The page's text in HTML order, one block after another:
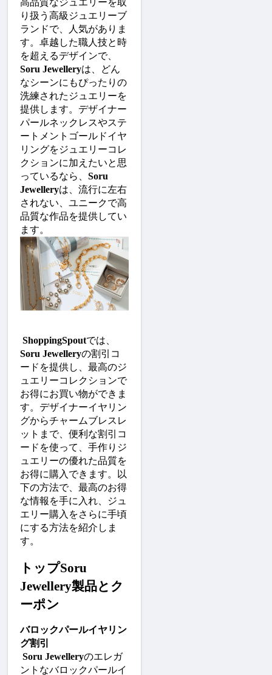
り扱う高級ジュエリーブ
ランドで、人気がありま
す。卓越した職人技と時
を超えるデザインで、
Soru Jewelleryは、どん
なシーンにもぴったりの
洗練されたジュエリーを
提供します。デザイナー
パールネックレスやステ
ートメントゴールドイヤ
リングをジュエリーコレ
クションに加えたいと思
っているなら、 Soru
Jewelleryは、流行に左右
されない、ユニークで高
品質な作品を提供してい
ます。
ShoppingSpoutでは、
Soru Jewelleryの割引コ
ードを提供し、最高のジ
ュエリーコレクションで
お得にお買い物ができま
す。デザイナーイヤリン
グからチャームブレスレ
ットまで、便利な割引コ
ードを使って、手作りジ
ュエリーの優れた品質を
お得に購入できます。以
下の方法で、最高のお得
な情報を手に入れ、ジュ
エリー購入をさらに手頃
にする方法を紹介しま
す。
トップSoru
Jewellery製品とク
ーポン
バロックパールイヤリン
グ割引
Soru Jewelleryのエレガ
ントなバロックパールイ